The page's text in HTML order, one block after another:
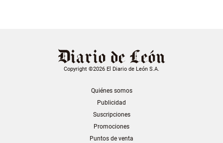
Copyright ©2026 El Diario de León S.A.
Quiénes somos
Publicidad
Suscripciones
Promociones
Puntos de venta